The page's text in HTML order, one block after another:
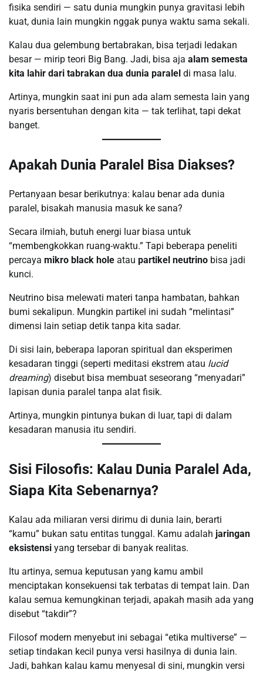
fisika sendiri — satu dunia mungkin punya gravitasi lebih
kuat, dunia lain mungkin nggak punya waktu sama sekali.
Kalau dua gelembung bertabrakan, bisa terjadi ledakan
besar — mirip teori Big Bang. Jadi, bisa aja alam semesta
kita lahir dari tabrakan dua dunia paralel di masa lalu.
Artinya, mungkin saat ini pun ada alam semesta lain yang
nyaris bersentuhan dengan kita — tak terlihat, tapi dekat
banget.
Apakah Dunia Paralel Bisa Diakses?
Pertanyaan besar berikutnya: kalau benar ada dunia
paralel, bisakah manusia masuk ke sana?
Secara ilmiah, butuh energi luar biasa untuk
“membengkokkan ruang-waktu.” Tapi beberapa peneliti
percaya mikro black hole atau partikel neutrino bisa jadi
kunci.
Neutrino bisa melewati materi tanpa hambatan, bahkan
bumi sekalipun. Mungkin partikel ini sudah “melintasi”
dimensi lain setiap detik tanpa kita sadar.
Di sisi lain, beberapa laporan spiritual dan eksperimen
kesadaran tinggi (seperti meditasi ekstrem atau lucid
dreaming) disebut bisa membuat seseorang “menyadari”
lapisan dunia paralel tanpa alat fisik.
Artinya, mungkin pintunya bukan di luar, tapi di dalam
kesadaran manusia itu sendiri.
Sisi Filosofis: Kalau Dunia Paralel Ada,
Siapa Kita Sebenarnya?
Kalau ada miliaran versi dirimu di dunia lain, berarti
“kamu” bukan satu entitas tunggal. Kamu adalah jaringan
eksistensi yang tersebar di banyak realitas.
Itu artinya, semua keputusan yang kamu ambil
menciptakan konsekuensi tak terbatas di tempat lain. Dan
kalau semua kemungkinan terjadi, apakah masih ada yang
disebut “takdir”?
Filosof modern menyebut ini sebagai “etika multiverse” —
setiap tindakan kecil punya versi hasilnya di dunia lain.
Jadi, bahkan kalau kamu menyesal di sini, mungkin versi